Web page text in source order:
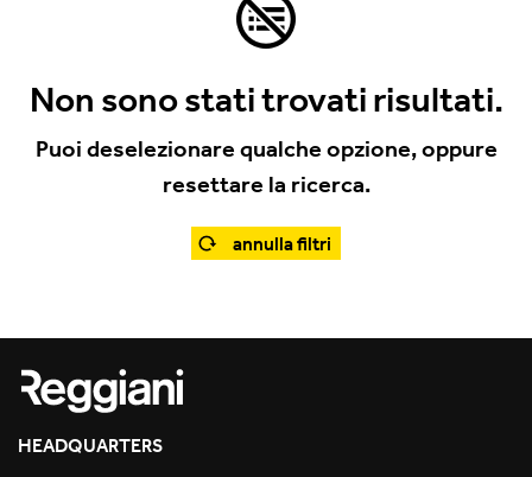
Mood Evo
Sistema Trybeca
Yori Surface Base
Yori Surface/Pendant
Retail
Showrooms
Non sono stati trovati risultati.
Puoi deselezionare qualche opzione, oppure
resettare la ricerca.
annulla filtri
HEADQUARTERS